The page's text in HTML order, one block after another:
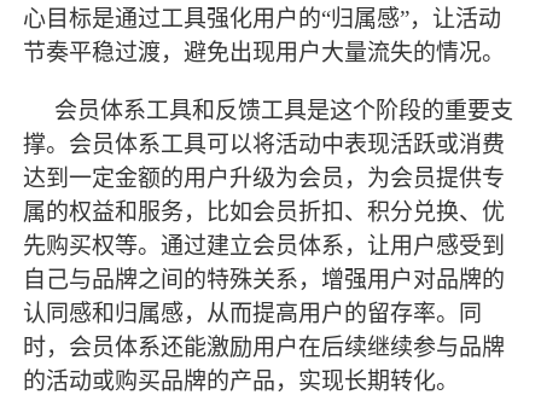
心目标是通过工具强化用户的“归属感”，让活动
节奏平稳过渡，避免出现用户大量流失的情况。
会员体系工具和反馈工具是这个阶段的重要支
撑。会员体系工具可以将活动中表现活跃或消费
达到一定金额的用户升级为会员，为会员提供专
属的权益和服务，比如会员折扣、积分兑换、优
先购买权等。通过建立会员体系，让用户感受到
自己与品牌之间的特殊关系，增强用户对品牌的
认同感和归属感，从而提高用户的留存率。同
时，会员体系还能激励用户在后续继续参与品牌
的活动或购买品牌的产品，实现长期转化。